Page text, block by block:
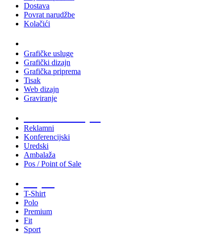
Dostava
Povrat narudžbe
Kolačići
Grafičke usluge
Grafički dizajn
Grafička priprema
Tisak
Web dizajn
Graviranje
Reklamni
Konferencijski
Uredski
Ambalaža
Pos / Point of Sale
T-Shirt
Polo
Premium
Fit
Sport